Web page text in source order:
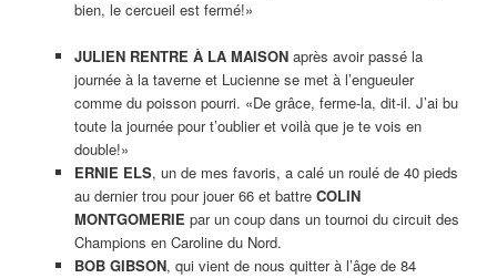
bien, le cercueil est fermé!»
JULIEN RENTRE À LA MAISONaprès avoir passé la
journée à la taverne et Lucienne se met à l’engueuler
comme du poisson pourri. «De grâce, ferme-la, dit-il. J’ai bu
toute la journée pour t’oublier et voilà que je te vois en
double!»
ERNIE ELS, un de mes favoris, a calé un roulé de 40 pieds
au dernier trou pour jouer 66 et battre COLIN
MONTGOMERIE par un coup dans un tournoi du circuit des
Champions en Caroline du Nord.
BOB GIBSON, qui vient de nous quitter à l’âge de 84